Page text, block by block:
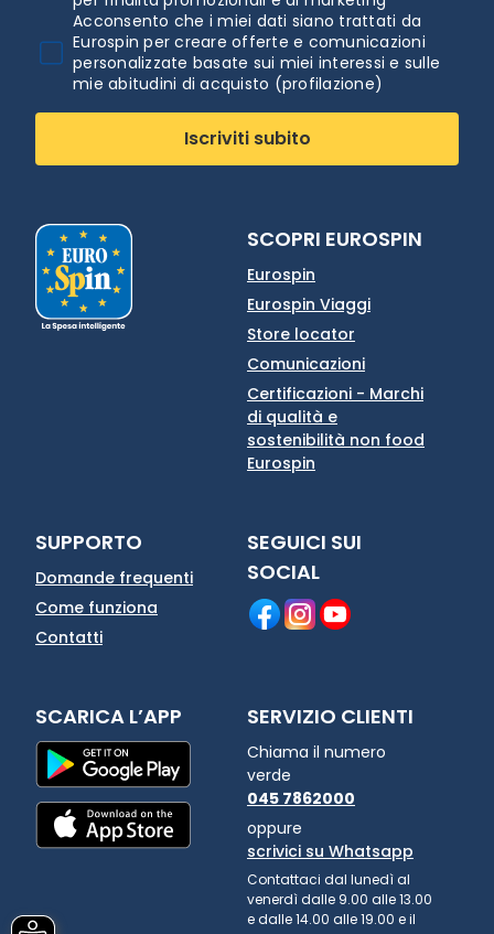
Acconsento che i miei dati siano trattati da
Eurospin per creare offerte e comunicazioni
personalizzate basate sui miei interessi e sulle
mie abitudini di acquisto (profilazione)
Iscriviti subito
SCOPRI EUROSPIN
Eurospin
Eurospin Viaggi
Store locator
Comunicazioni
Certificazioni - Marchi
di qualità e
sostenibilità non food
Eurospin
SUPPORTO
Domande frequenti
Come funziona
Contatti
SEGUICI SUI
SOCIAL
SCARICA L’APP SERVIZIO CLIENTI
Chiama il numero
verde
045 7862000
oppure
scrivici su Whatsapp
Contattaci dal lunedì al
venerdì dalle 9.00 alle 13.00
e dalle 14.00 alle 19.00 e il